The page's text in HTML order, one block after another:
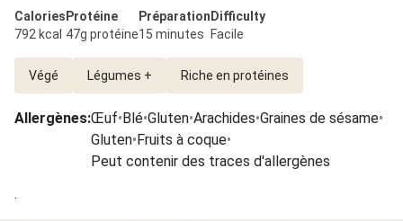
Calories
792 kcal
Protéine
47g protéine
Préparation
15 minutes
Difficulty
Facile
Végé Légumes + Riche en protéines
Allergènes:Œuf•Blé•Gluten•Arachides•Graines de sésame•
Gluten•Fruits à coque•
Peut contenir des traces d'allergènes
.